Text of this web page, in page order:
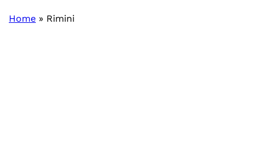
Home » Rimini